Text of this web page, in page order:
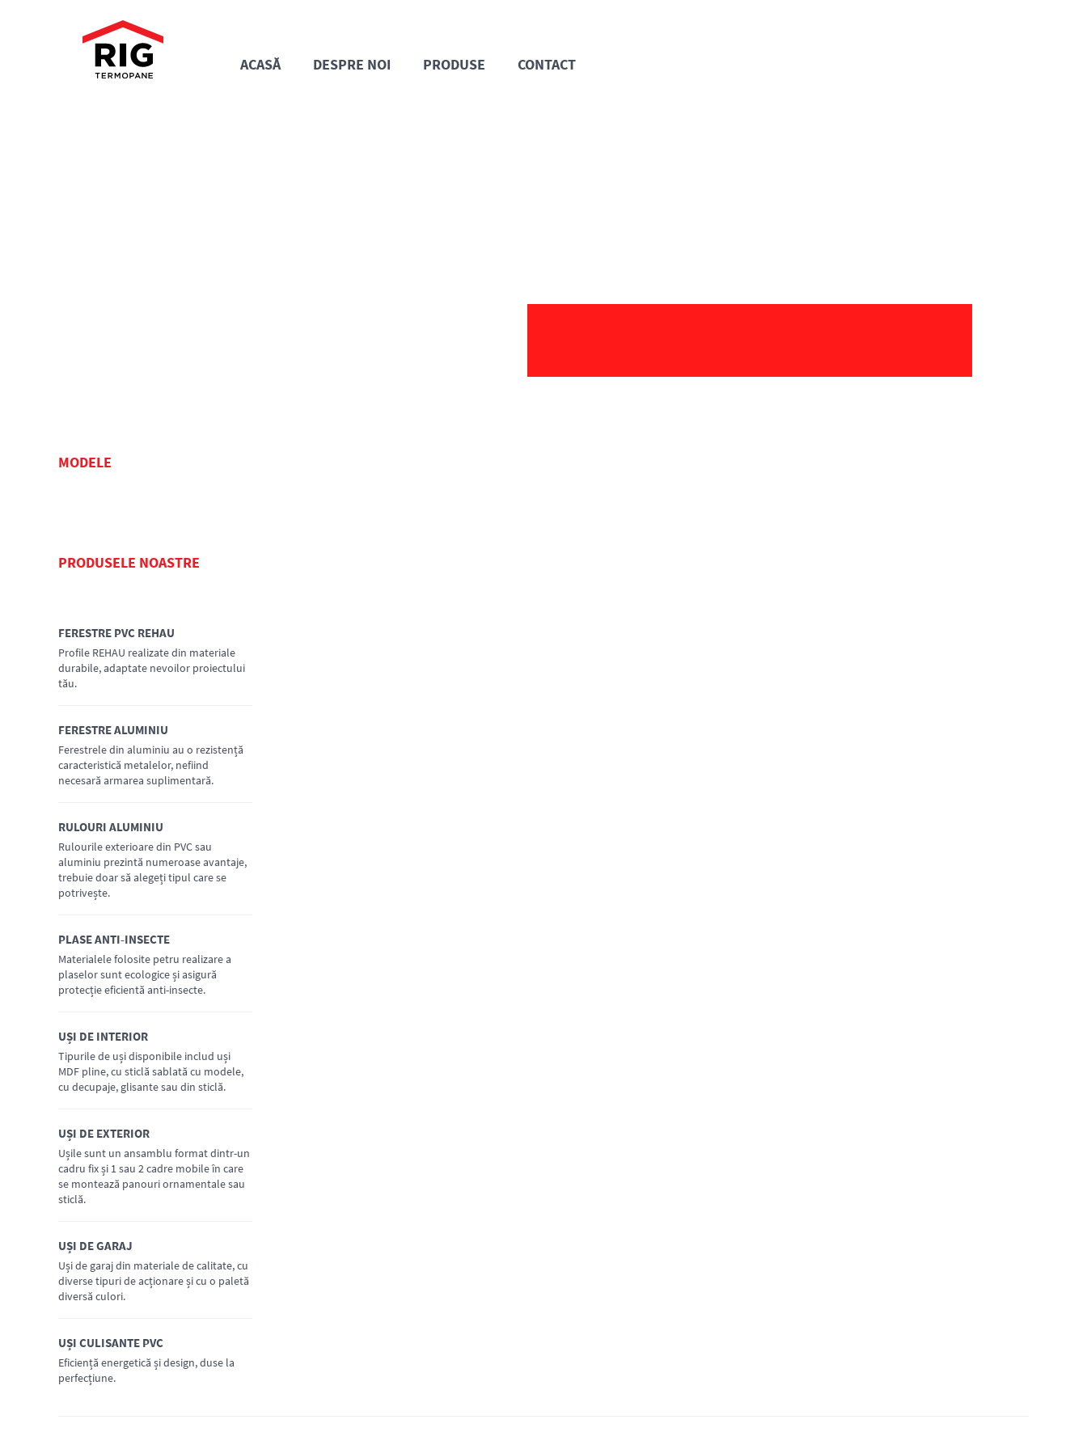
ACASĂ DESPRE NOI PRODUSE CONTACT
MODELE
PRODUSELE NOASTRE
FERESTRE PVC REHAU
Profile REHAU realizate din materiale
durabile, adaptate nevoilor proiectului
tău.
AFLĂ MAI MULTE
FERESTRE ALUMINIU
Ferestrele din aluminiu au o rezistență
caracteristică metalelor, nefiind
necesară armarea suplimentară.
AFLĂ MAI MULTE
RULOURI ALUMINIU
Rulourile exterioare din PVC sau
aluminiu prezintă numeroase avantaje,
trebuie doar să alegeți tipul care se
potrivește.
AFLĂ MAI MULTE
PLASE ANTI-INSECTE
Materialele folosite petru realizare a
plaselor sunt ecologice și asigură
protecție eficientă anti-insecte.
AFLĂ MAI MULTE
UȘI DE INTERIOR
Tipurile de uși disponibile includ uși
MDF pline, cu sticlă sablată cu modele,
cu decupaje, glisante sau din sticlă.
AFLĂ MAI MULTE
UȘI DE EXTERIOR
Ușile sunt un ansamblu format dintr-un
cadru fix și 1 sau 2 cadre mobile în care
se montează panouri ornamentale sau
sticlă.
AFLĂ MAI MULTE
UȘI DE GARAJ
Uși de garaj din materiale de calitate, cu
diverse tipuri de acționare și cu o paletă
diversă culori.
AFLĂ MAI MULTE
UȘI CULISANTE PVC
Eficiență energetică și design, duse la
perfecțiune.